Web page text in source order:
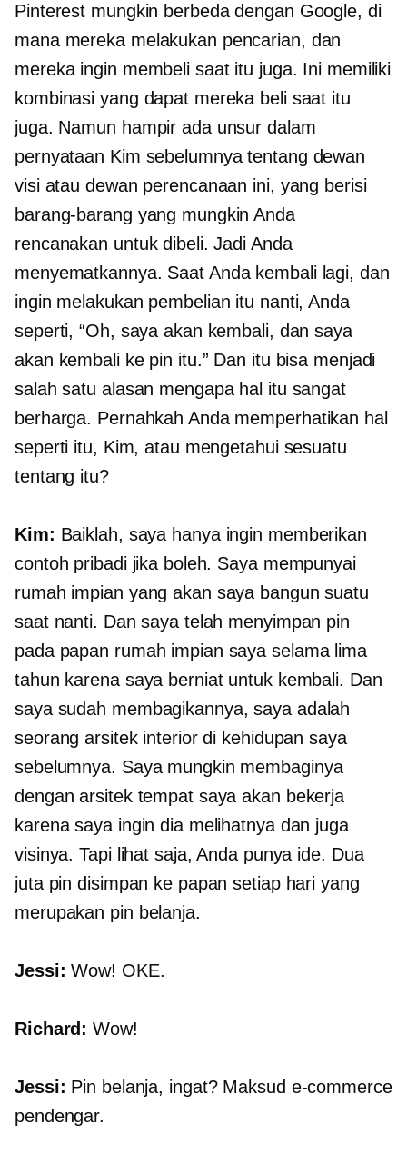
Pinterest mungkin berbeda dengan Google, di
mana mereka melakukan pencarian, dan
mereka ingin membeli saat itu juga. Ini memiliki
kombinasi yang dapat mereka beli saat itu
juga. Namun hampir ada unsur dalam
pernyataan Kim sebelumnya tentang dewan
visi atau dewan perencanaan ini, yang berisi
barang-barang yang mungkin Anda
rencanakan untuk dibeli. Jadi Anda
menyematkannya. Saat Anda kembali lagi, dan
ingin melakukan pembelian itu nanti, Anda
seperti, “Oh, saya akan kembali, dan saya
akan kembali ke pin itu.” Dan itu bisa menjadi
salah satu alasan mengapa hal itu sangat
berharga. Pernahkah Anda memperhatikan hal
seperti itu, Kim, atau mengetahui sesuatu
tentang itu?
Kim: Baiklah, saya hanya ingin memberikan
contoh pribadi jika boleh. Saya mempunyai
rumah impian yang akan saya bangun suatu
saat nanti. Dan saya telah menyimpan pin
pada papan rumah impian saya selama lima
tahun karena saya berniat untuk kembali. Dan
saya sudah membagikannya, saya adalah
seorang arsitek interior di kehidupan saya
sebelumnya. Saya mungkin membaginya
dengan arsitek tempat saya akan bekerja
karena saya ingin dia melihatnya dan juga
visinya. Tapi lihat saja, Anda punya ide. Dua
juta pin disimpan ke papan setiap hari yang
merupakan pin belanja.
Jessi: Wow! OKE.
Richard: Wow!
Jessi: Pin belanja, ingat? Maksud e-commerce
pendengar.